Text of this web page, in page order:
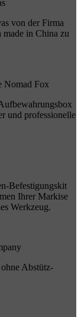
von der Firma
in China zu
Nomad Fox
und professionelle
Befestigungskit
Ihrer Markise
Werkzeug.
Abstütz-